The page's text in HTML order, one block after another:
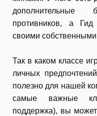
дополнительные
противников, а Гид
своими собственными
Так в каком классе
личных
полезно для нашей
самые важные
поддержка), вы